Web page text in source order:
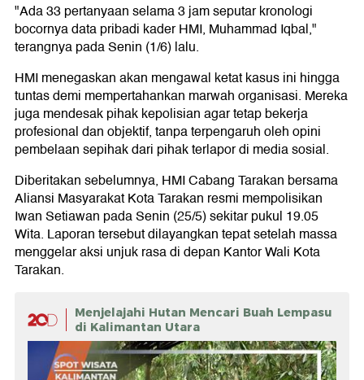
"Ada 33 pertanyaan selama 3 jam seputar kronologi
bocornya data pribadi kader HMI, Muhammad Iqbal,"
terangnya pada Senin (1/6) lalu.
HMI menegaskan akan mengawal ketat kasus ini hingga
tuntas demi mempertahankan marwah organisasi. Mereka
juga mendesak pihak kepolisian agar tetap bekerja
profesional dan objektif, tanpa terpengaruh oleh opini
pembelaan sepihak dari pihak terlapor di media sosial.
Diberitakan sebelumnya, HMI Cabang Tarakan bersama
Aliansi Masyarakat Kota Tarakan resmi mempolisikan
Iwan Setiawan pada Senin (25/5) sekitar pukul 19.05
Wita. Laporan tersebut dilayangkan tepat setelah massa
menggelar aksi unjuk rasa di depan Kantor Wali Kota
Tarakan.
Menjelajahi Hutan Mencari Buah Lempasu
di Kalimantan Utara